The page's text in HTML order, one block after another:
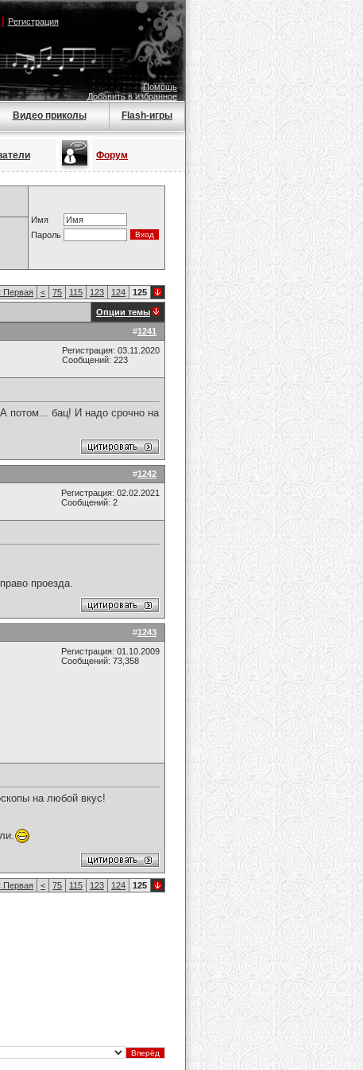
Регистрация
Помощь
Добавить в избранное
Видео приколы Flash-игры
Форум
Имя
Пароль
Первая < 75 115 123 124 125
Опции темы
#1241
Регистрация: 03.11.2020
Сообщений: 223
потом... бац! И надо срочно на
#1242
Регистрация: 02.02.2021
Сообщений: 2
проезда.
#1243
Регистрация: 01.10.2009
Сообщений: 73,358
на любой вкус!
Первая < 75 115 123 124 125